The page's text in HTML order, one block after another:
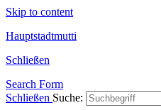
Skip to content
Hauptstadtmutti
Schließen
Search Form
Schließen Suche: